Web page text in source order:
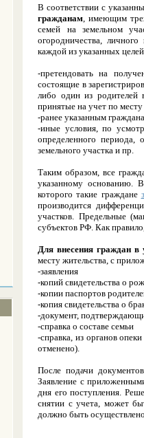
В соответствии с
гражданам , имеющим
семей на земельном
огородничества,
каждой из указанных
-претендовать на
состоящие в
либо один из родителей
принятые на учет по месту
-ранее указанным
-иные условия, по
определенного периода,
земельного участка и пр.
Таким образом, все
указанному основанию.
которого такие граждане
производится
участков. Предельные
субъектов РФ. Как
Для внесения граждан в
месту жительства, с
-заявления
-копий свидетельства о
-копии паспортов
-копия свидетельства о
-документ,
-справка о составе семьи
-справка, из органов
отменено).
После подачи
Заявление с
дня его поступления.
снятии с учета, может
должно быть